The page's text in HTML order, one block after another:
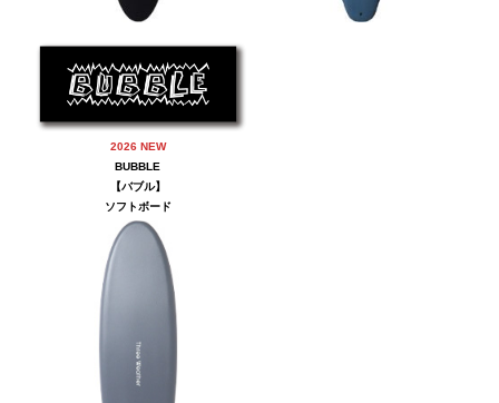
2026 NEW
BUBBLE
【バブル】
ソフトボード